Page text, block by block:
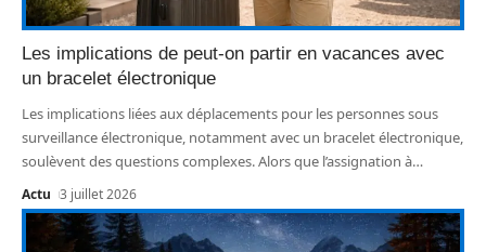
Les implications de peut-on partir en vacances avec
un bracelet électronique
Les implications liées aux déplacements pour les personnes sous
surveillance électronique, notamment avec un bracelet électronique,
soulèvent des questions complexes. Alors que l’assignation à…
Actu 3 juillet 2026